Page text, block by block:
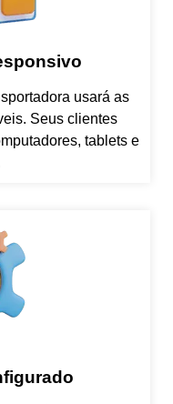
usará as
Seus clientes
tablets e